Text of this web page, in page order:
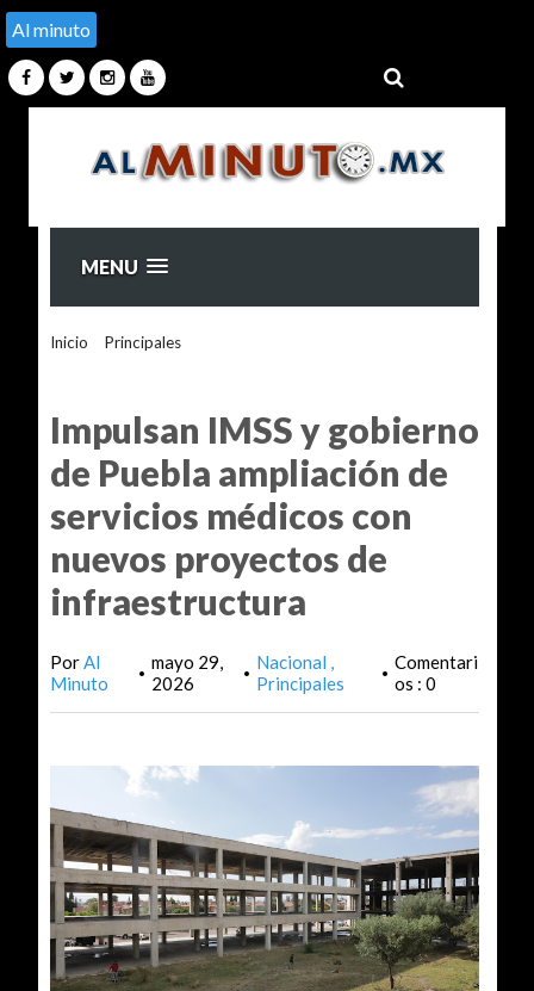
Al minuto
MENU
Inicio Principales>
Impulsan IMSS y gobierno
de Puebla ampliación de
servicios médicos con
nuevos proyectos de
infraestructura
PorAl
Minuto
• mayo 29,
2026
• Nacional
Principales
• Comentari
os : 0